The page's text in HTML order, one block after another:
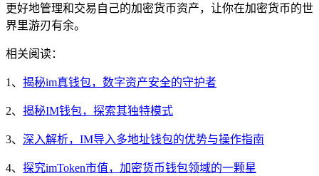
更好地管理和交易自己的加密货币资产，让你在加密货币的世
界里游刃有余。
相关阅读：
1、 揭秘im真钱包，数字资产安全的守护者
2、 揭秘IM钱包，探索其独特模式
3、 深入解析，IM导入多地址钱包的优势与操作指南
4、 探究imToken市值，加密货币钱包领域的一颗星